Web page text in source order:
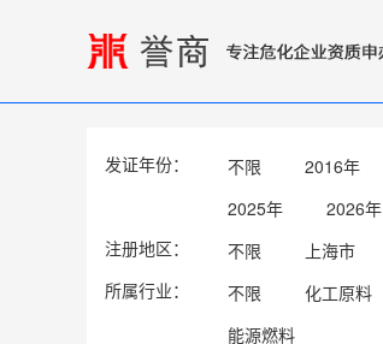
发证年份： 不限 2016年
2025年
2026年
注册地区：
不限 上海市
所属行业：
不限 化工原料
能源燃料